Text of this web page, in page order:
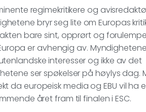
regimekritikere og
bryr seg lite om Europas
bare sint, opprørt og
er avhengig av. Myndighetene
interesser og ikke av det
ser spøkelser på høylys dag.
da europeisk media og EBU vil ha
året fram til finalen i ESC.